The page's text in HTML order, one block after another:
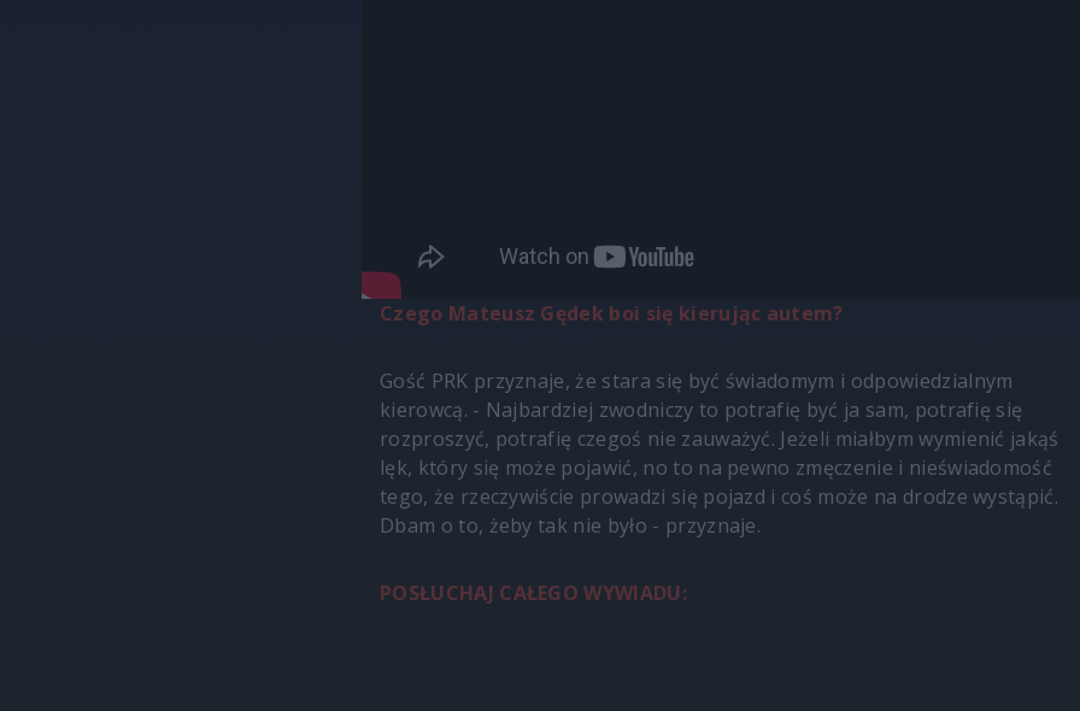
Czego Mateusz Gędek boi się kierując autem?
Gość PRK przyznaje, że stara się być świadomym i odpowiedzialnym
kierowcą. - Najbardziej zwodniczy to potrafię być ja sam, potrafię się
rozproszyć, potrafię czegoś nie zauważyć. Jeżeli miałbym wymienić jakąś
lęk, który się może pojawić, no to na pewno zmęczenie i nieświadomość
tego, że rzeczywiście prowadzi się pojazd i coś może na drodze wystąpić.
Dbam o to, żeby tak nie było - przyznaje.
POSŁUCHAJ CAŁEGO WYWIADU: